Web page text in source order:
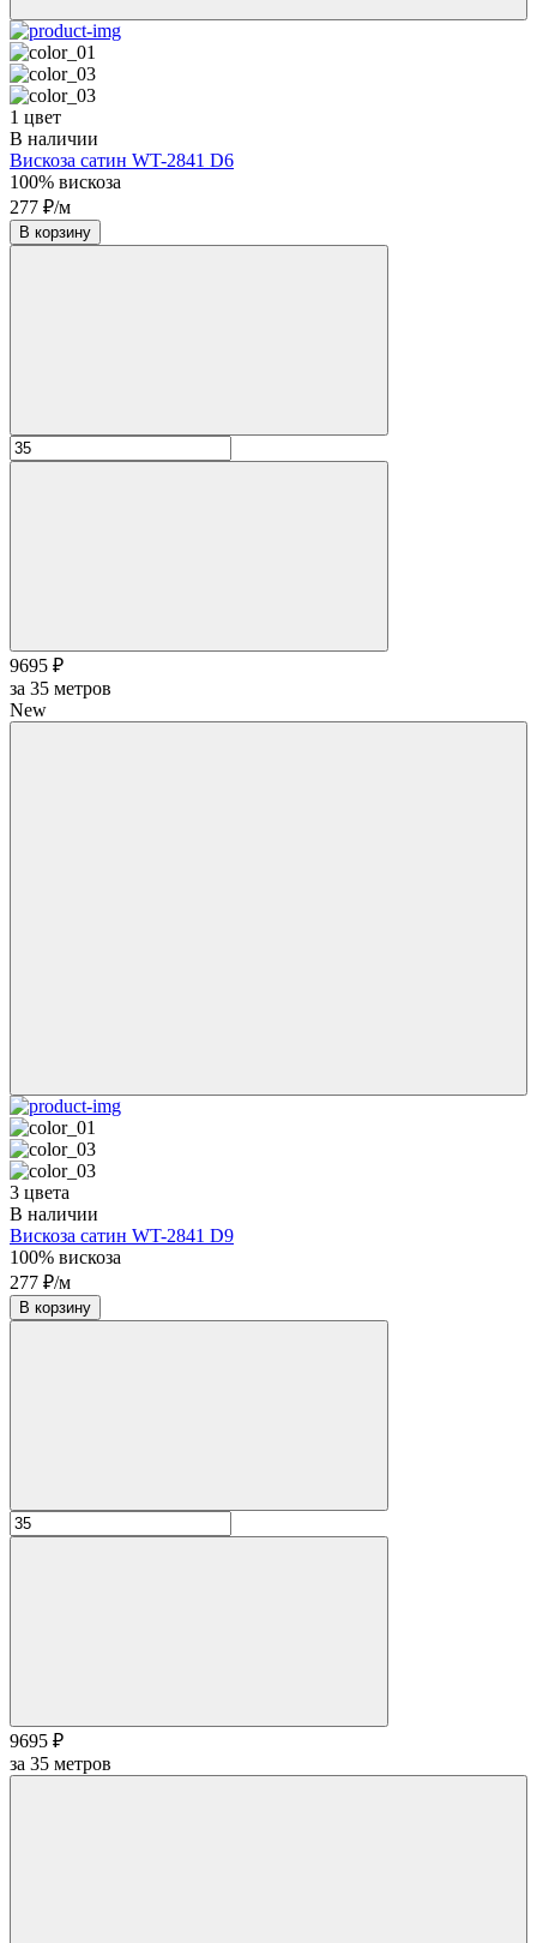
1 цвет
В наличии
Вискоза сатин WT-2841 D6
100% вискоза
277 ₽/м
В корзину
9695 ₽
за 35 метров
New
3 цвета
В наличии
Вискоза сатин WT-2841 D9
100% вискоза
277 ₽/м
В корзину
9695 ₽
за 35 метров